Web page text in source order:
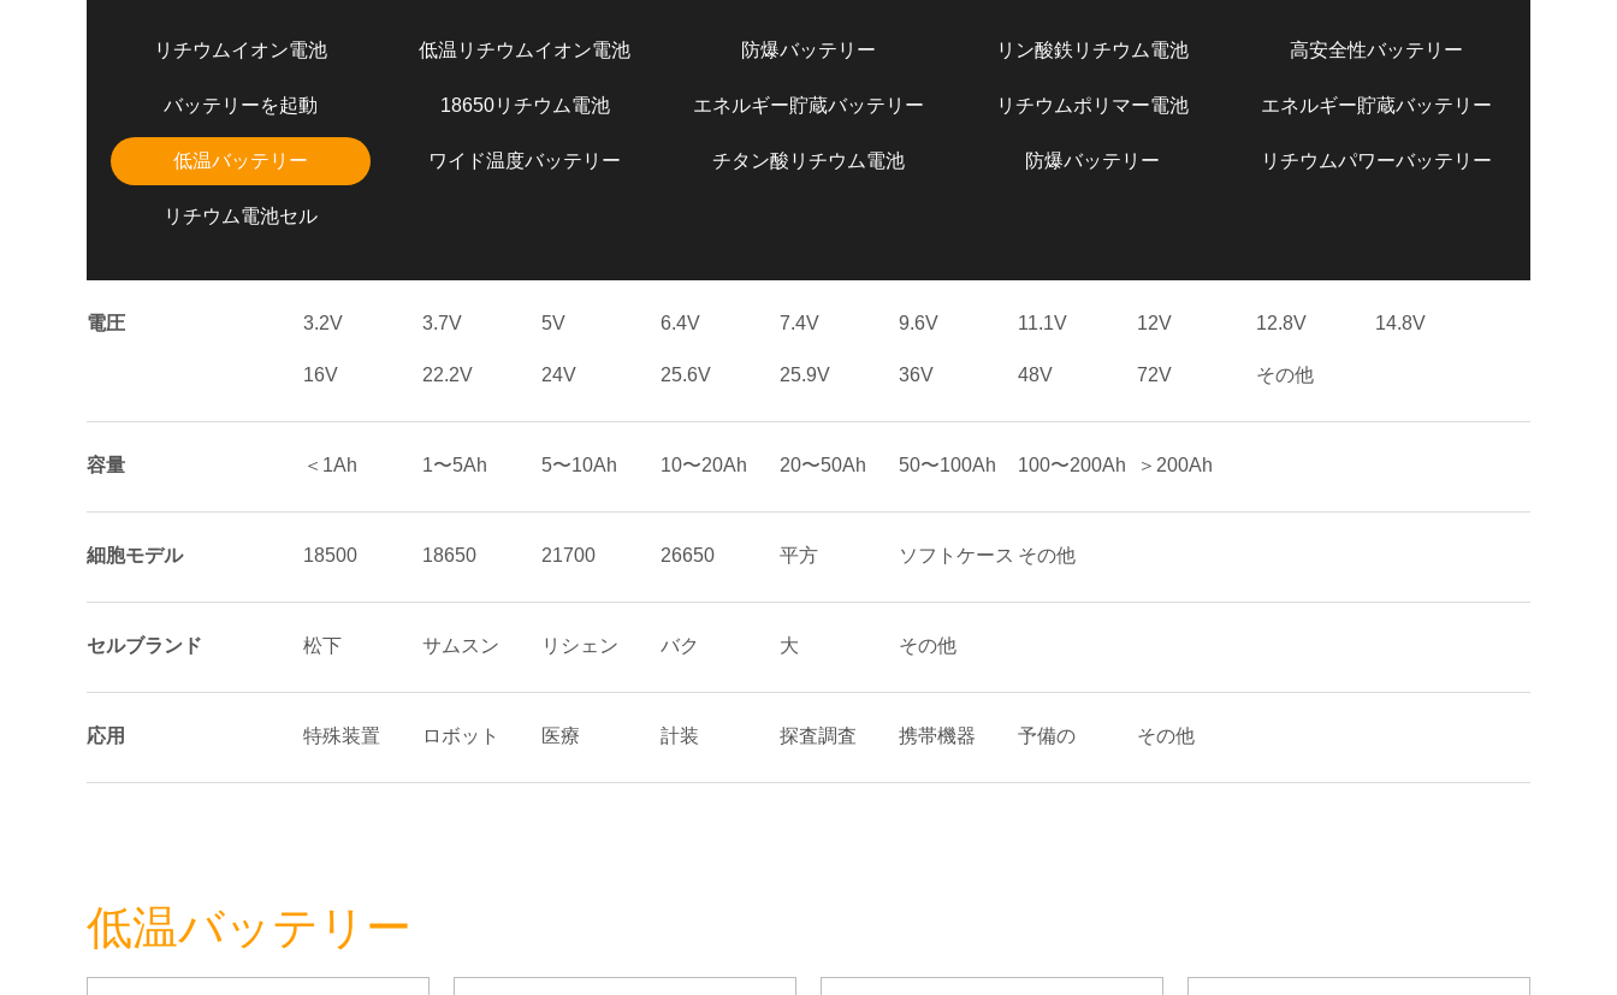
リチウムイオン電池 低温リチウムイオン電池 防爆バッテリー リン酸鉄リチウム電池 高安全性バッテリー
バッテリーを起動 18650リチウム電池 エネルギー貯蔵バッテリー リチウムポリマー電池 エネルギー貯蔵バッテリー
低温バッテリー ワイド温度バッテリー チタン酸リチウム電池 防爆バッテリー リチウムパワーバッテリー
リチウム電池セル
電圧 3.2V 3.7V 5V 6.4V 7.4V 9.6V 11.1V 12V 12.8V 14.8V
16V 22.2V 24V 25.6V 25.9V 36V 48V 72V その他
容量 ＜1Ah 1〜5Ah 5〜10Ah 10〜20Ah 20〜50Ah 50〜100Ah 100〜200Ah ＞200Ah
細胞モデル 18500 18650 21700 26650 平方 ソフトケース その他
セルブランド 松下 サムスン リシェン バク 大 その他
応用 特殊装置 ロボット 医療 計装 探査調査 携帯機器 予備の その他
低温バッテリー